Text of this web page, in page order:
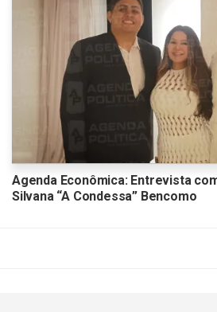
Agenda Econômica: Entrevista
Silvana “A Condessa” Bencomo